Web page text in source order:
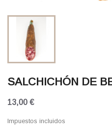
SALCHICHÓN DE
13,00 €
Impuestos incluidos